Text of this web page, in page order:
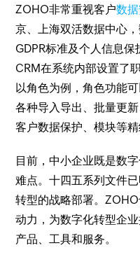
ZOHO非常重视客户数
京、上海双活数据中心
GDPR标准及个人信息
CRM在系统内部设置了
以角色为例，角色功能
各种导入导出、批量更
客户数据保护、模块等精
目前，中小企业既是数
难点。十四五系列文件
转型的战略部署。
动力，为数字化转型企
产品、工具和服务。